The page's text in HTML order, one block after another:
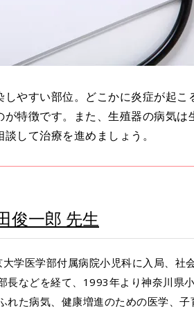
やすい部位。どこかに炎症が起こ
特徴です。また、生殖器の病気は
して治療を進めましょう。
俊一郎 先生
学医学部付属病院小児科に入局、社
長などを経て、1993年より神奈川県小
れた病気、健康増進のための医学、子